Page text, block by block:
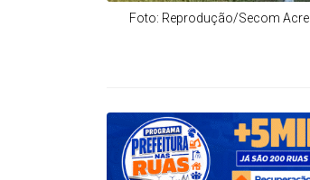
Foto: Reprodução/Secom Acre